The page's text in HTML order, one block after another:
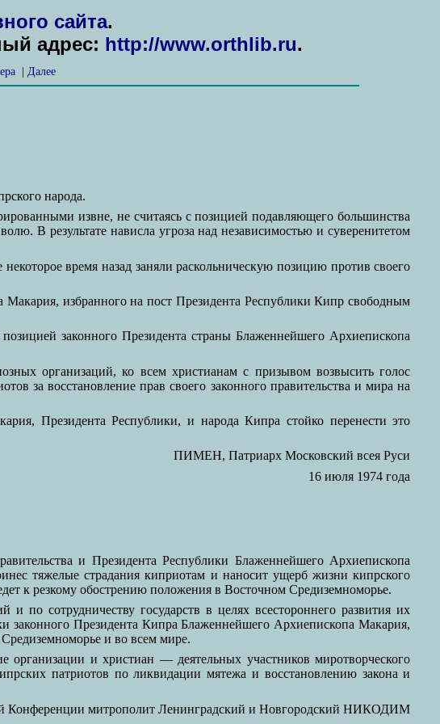
сайта.
адрес: http://www.orthlib.ru.
Далее
народа.
извне, не считаясь с позицией подавляющего большинства
В результате нависла угроза над независимостью и суверенитетом
время назад заняли раскольническую позицию против своего
избранного на пост Президента Республики Кипр свободным
законного Президента страны Блаженнейшего Архиепископа
организаций, ко всем христианам с призывом возвысить голос
за восстановление прав своего законного правительства и мира на
Президента Республики, и народа Кипра стойко перенести это
ПИМЕН, Патриарх Московский всея Руси
16 июля 1974 года
и Президента Республики Блаженнейшего Архиепископа
тяжелые страдания киприотам и наносит ущерб жизни кипрского
к резкому обострению положения в Восточном Средиземноморье.
сотрудничеству государств в целях всестороннего развития их
законного Президента Кипра Блаженнейшего Архиепископа Макария,
и во всем мире.
и христиан — деятельных участников миротворческого
патриотов по ликвидации мятежа и восстановлению закона и
Конференции митрополит Ленинградский и Новгородский НИКОДИМ